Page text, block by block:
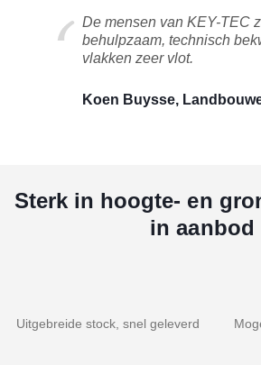
De mensen van KEY-TEC
behulpzaam, technisch
vlakken zeer vlot.
Koen Buysse,
Sterk in hoogte- en
in aanbod
Uitgebreide stock, snel geleverd